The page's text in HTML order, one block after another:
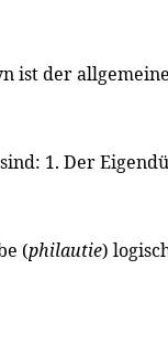
ist der
1. Der
(philautie)